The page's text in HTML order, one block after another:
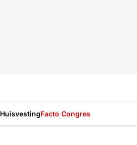
HuisvestingFacto Congres